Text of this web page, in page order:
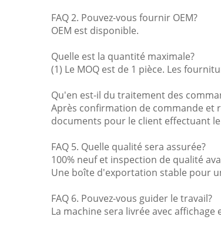
FAQ 2. Pouvez-vous fournir OEM?
OEM est disponible.
Quelle est la quantité maximale?
(1) Le MOQ est de 1 pièce. Les
Qu'en est-il du traitement des
Après confirmation de commande et
documents pour le client effectuant
FAQ 5. Quelle qualité sera assurée?
100% neuf et inspection de qualité
Une boîte d'exportation stable pour
FAQ 6. Pouvez-vous guider le travail?
La machine sera livrée avec